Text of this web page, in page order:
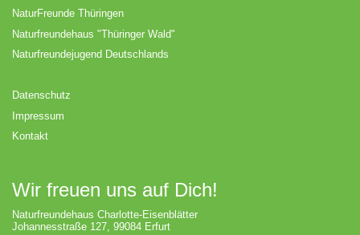
NaturFreunde Thüringen
Naturfreundehaus "Thüringer Wald"
Naturfreundejugend Deutschlands
Datenschutz
Impressum
Kontakt
Wir freuen uns auf Dich!
Naturfreundehaus Charlotte-Eisenblätter
Johannesstraße 127, 99084 Erfurt